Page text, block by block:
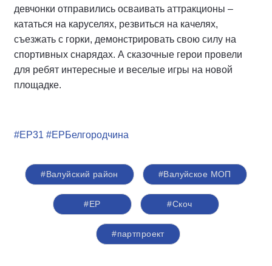
девчонки отправились осваивать аттракционы –
кататься на каруселях, резвиться на качелях,
съезжать с горки, демонстрировать свою силу на
спортивных снарядах. А сказочные герои провели
для ребят интересные и веселые игры на новой
площадке.
#ЕР31 #ЕРБелгородчина
#Валуйский район #Валуйское МОП
#ЕР #Скоч
#партпроект